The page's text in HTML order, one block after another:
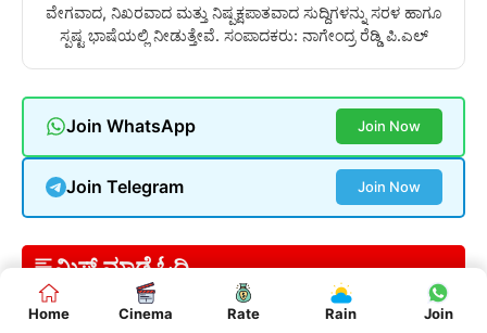
ವೇಗವಾದ, ನಿಖರವಾದ ಮತ್ತು ನಿಷ್ಪಕ್ಷಪಾತವಾದ ಸುದ್ದಿಗಳನ್ನು ಸರಳ ಹಾಗೂ
ಸ್ಪಷ್ಟ ಭಾಷೆಯಲ್ಲಿ ನೀಡುತ್ತೇವೆ. ಸಂಪಾದಕರು: ನಾಗೇಂದ್ರ ರೆಡ್ಡಿ ಪಿ.ಎಲ್
Join WhatsApp Join Now
Join Telegram Join Now
ಮಿಸ್ ಮಾಡ್ದೆ ಓದಿ
Home Cinema Rate Rain Join